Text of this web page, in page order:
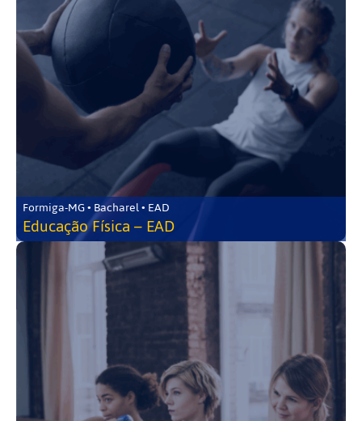
Formiga-MG • Bacharel • EAD
Educação Física – EAD